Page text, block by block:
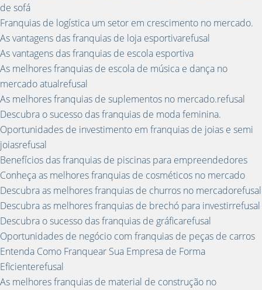
de sofá
Franquias de logística um setor em crescimento no mercado.
As vantagens das franquias de loja esportivarefusal
As vantagens das franquias de escola esportiva
As melhores franquias de escola de música e dança no
mercado atualrefusal
As melhores franquias de suplementos no mercado.refusal
Descubra o sucesso das franquias de moda feminina.
Oportunidades de investimento em franquias de joias e semi
joiasrefusal
Benefícios das franquias de piscinas para empreendedores
Conheça as melhores franquias de cosméticos no mercado
Descubra as melhores franquias de churros no mercadorefusal
Descubra as melhores franquias de brechó para investirrefusal
Descubra o sucesso das franquias de gráficarefusal
Oportunidades de negócio com franquias de peças de carros
Entenda Como Franquear Sua Empresa de Forma
Eficienterefusal
As melhores franquias de material de construção no